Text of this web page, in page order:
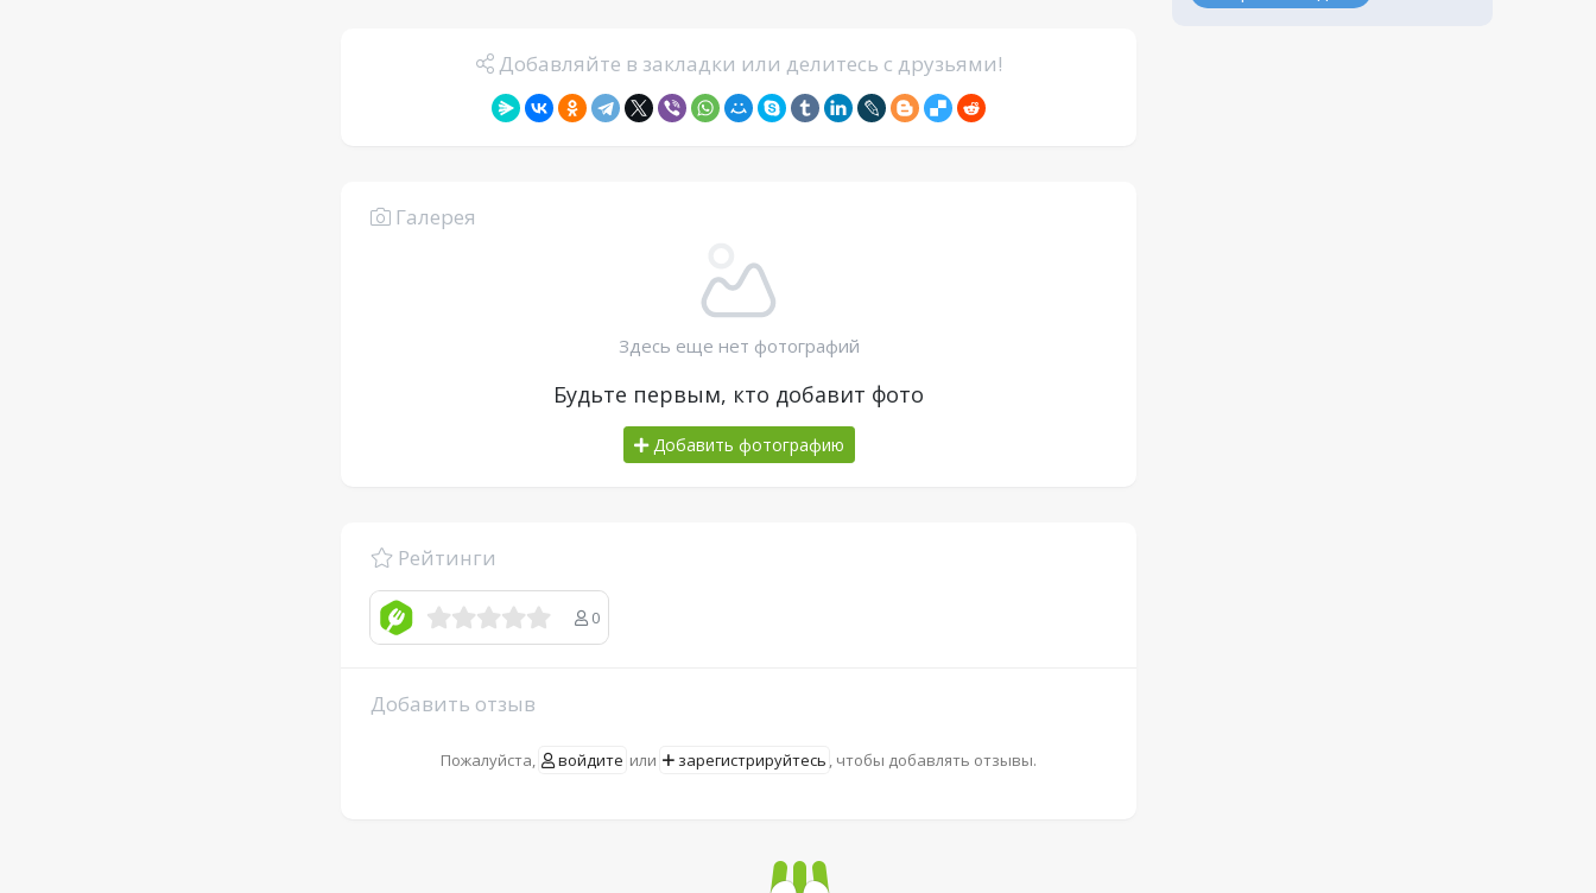
Добавляйте в закладки или делитесь с друзьями!
Галерея
Здесь еще нет фотографий
Будьте первым, кто добавит фото
Добавить фотографию
Рейтинги
0
Добавить отзыв
Пожалуйста, войдите или зарегистрируйтесь , чтобы добавлять отзывы.